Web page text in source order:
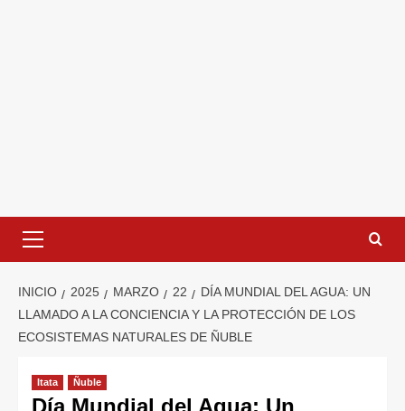
INICIO 2025 MARZO 22
DÍA MUNDIAL DEL AGUA: UN
LLAMADO A LA CONCIENCIA Y LA PROTECCIÓN DE LOS
ECOSISTEMAS NATURALES DE ÑUBLE
Itata Ñuble